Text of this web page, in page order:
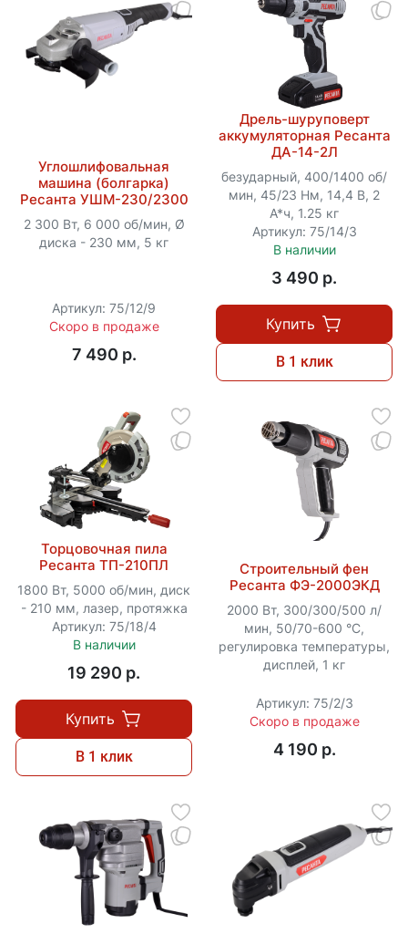
Углошлифовальная
машина (болгарка)
Ресанта УШМ-230/2300
2 300 Вт, 6 000 об/мин, Ø
диска - 230 мм, 5 кг
Артикул: 75/12/9
Скоро в продаже
7 490 p.
Дрель-шуруповерт
аккумуляторная Ресанта
ДА-14-2Л
безударный, 400/1400 об/
мин, 45/23 Нм, 14,4 В, 2
А*ч, 1.25 кг
Артикул: 75/14/3
В наличии
3 490 p.
Купить
В 1 клик
Торцовочная пила
Ресанта ТП-210ПЛ
1800 Вт, 5000 об/мин, диск
- 210 мм, лазер, протяжка
Артикул: 75/18/4
В наличии
19 290 p.
Купить
В 1 клик
Строительный фен
Ресанта ФЭ-2000ЭКД
2000 Вт, 300/300/500 л/
мин, 50/70-600 °C,
регулировка температуры,
дисплей, 1 кг
Артикул: 75/2/3
Скоро в продаже
4 190 p.